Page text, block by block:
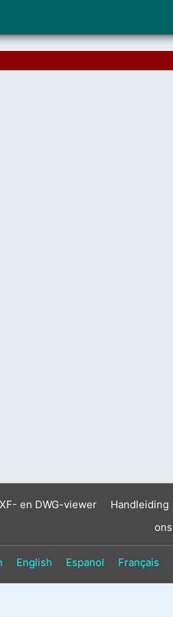
en DWG-viewer Handleiding
ons
English Espanol Français